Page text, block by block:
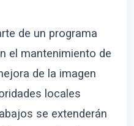
de un programa
el mantenimiento de
de la imagen
locales
se extenderán